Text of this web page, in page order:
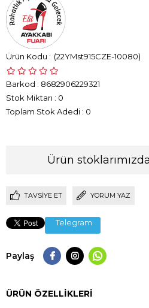
(22YMst915CZE-10080)
Barkod : 8682906229321
Stok Miktarı : 0
Toplam Stok Adedi : 0
Ürün
TAVSIYE ET YORUM YAZ
Telegram
Paylaş
ÜRÜN ÖZELLIKLERI